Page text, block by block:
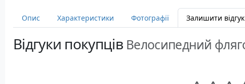
Опис Характеристики Фотографії Залишити відгук
Відгуки покупців Велосипедний